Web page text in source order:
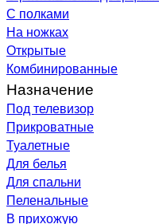
С полками
На ножках
Открытые
Комбинированные
Назначение
Под телевизор
Прикроватные
Туалетные
Для белья
Для спальни
Пеленальные
В прихожую